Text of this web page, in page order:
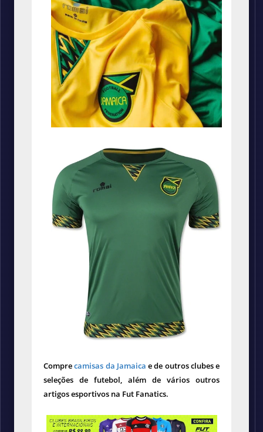
Comprecamisas da Jamaica e de outros clubes e
seleções de futebol, além de vários outros
artigos esportivos na Fut Fanatics.